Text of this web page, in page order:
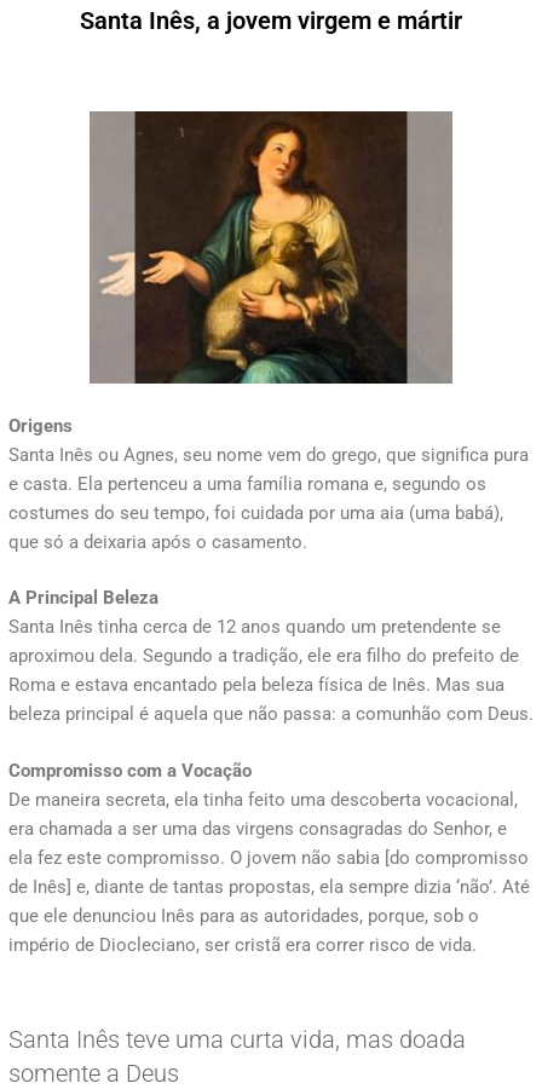
Santa Inês, a jovem virgem e mártir
Origens
Santa Inês ou Agnes, seu nome vem do grego, que significa pura
e casta. Ela pertenceu a uma família romana e, segundo os
costumes do seu tempo, foi cuidada por uma aia (uma babá),
que só a deixaria após o casamento.
A Principal Beleza
Santa Inês tinha cerca de 12 anos quando um pretendente se
aproximou dela. Segundo a tradição, ele era filho do prefeito de
Roma e estava encantado pela beleza física de Inês. Mas sua
beleza principal é aquela que não passa: a comunhão com Deus.
Compromisso com a Vocação
De maneira secreta, ela tinha feito uma descoberta vocacional,
era chamada a ser uma das virgens consagradas do Senhor, e
ela fez este compromisso. O jovem não sabia [do compromisso
de Inês] e, diante de tantas propostas, ela sempre dizia ‘não’. Até
que ele denunciou Inês para as autoridades, porque, sob o
império de Diocleciano, ser cristã era correr risco de vida.
Santa Inês teve uma curta vida, mas doada
somente a Deus